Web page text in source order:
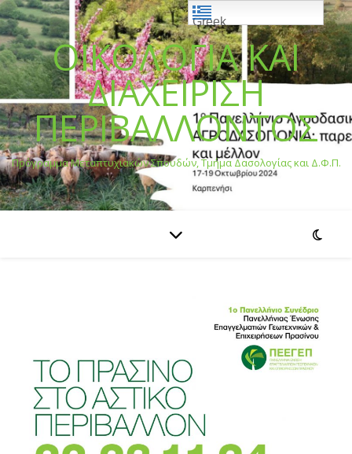
ΟΙΚΟΛΟΓΙΑ ΚΑΙ
ΔΙΑΧΕΙΡΙΣΗ
ΠΕΡΙΒΑΛΛΟΝΤΟΣ
Πρόγραμμα Μεταπτυχιακών Σπουδών, Τμήμα Δασολογίας και Δ.Φ.Π.
Greek